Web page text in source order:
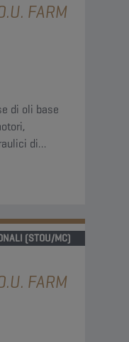
FARM
di oli base
di
(STOU/MC)
FARM